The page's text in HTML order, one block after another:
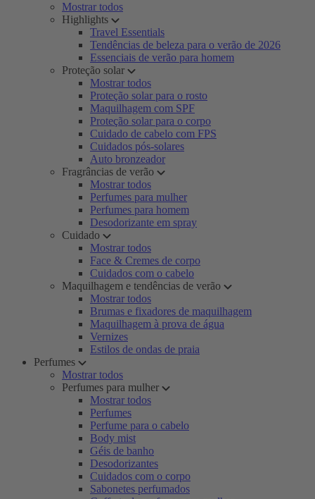
Mostrar todos
Highlights
Travel Essentials
Tendências de beleza para o verão de 2026
Essenciais de verão para homem
Proteção solar
Mostrar todos
Proteção solar para o rosto
Maquilhagem com SPF
Proteção solar para o corpo
Cuidado de cabelo com FPS
Cuidados pós-solares
Auto bronzeador
Fragrâncias de verão
Mostrar todos
Perfumes para mulher
Perfumes para homem
Desodorizante em spray
Cuidado
Mostrar todos
Face & Cremes de corpo
Cuidados com o cabelo
Maquilhagem e tendências de verão
Mostrar todos
Brumas e fixadores de maquilhagem
Maquilhagem à prova de água
Vernizes
Estilos de ondas de praia
Perfumes
Mostrar todos
Perfumes para mulher
Mostrar todos
Perfumes
Perfume para o cabelo
Body mist
Géis de banho
Desodorizantes
Cuidados com o corpo
Sabonetes perfumados